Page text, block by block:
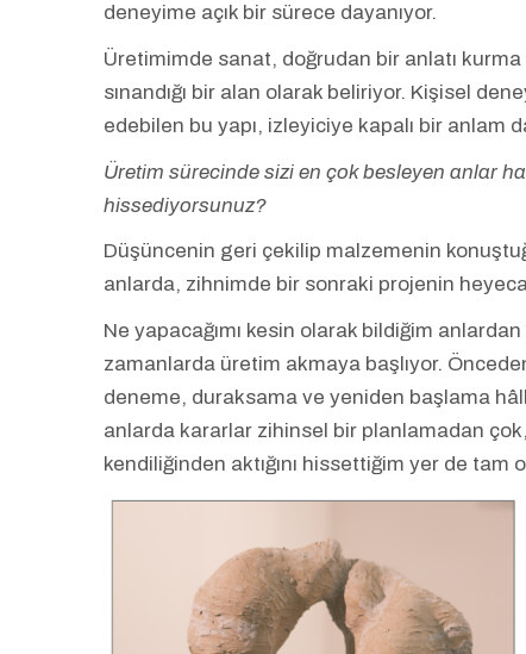
deneyime açık bir sürece dayanıyor.
Üretimimde sanat, doğrudan bir anlatı
sınandığı bir alan olarak beliriyor. Kişisel
edebilen bu yapı, izleyiciye kapalı bir anlam
Üretim sürecinde sizi en çok besleyen anlar
hissediyorsunuz?
Düşüncenin geri çekilip malzemenin
anlarda, zihnimde bir sonraki projenin
Ne yapacağımı kesin olarak bildiğim
zamanlarda üretim akmaya başlıyor.
deneme, duraksama ve yeniden başlama
anlarda kararlar zihinsel bir planlamadan
kendiliğinden aktığını hissettiğim yer de tam